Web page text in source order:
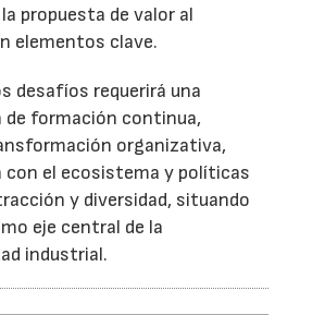
propuesta de valor al
elementos clave.
desafíos requerirá una
de formación continua,
organizativa,
con el ecosistema y políticas
y diversidad, situando
eje central de la
industrial.